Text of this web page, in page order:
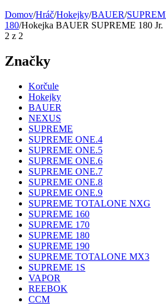
Domov/Hráč/Hokejky/BAUER/
180/Hokejka BAUER SUPREME 180 Jr.
2 z 2
Značky
Korčule
Hokejky
BAUER
NEXUS
SUPREME
SUPREME ONE.4
SUPREME ONE.5
SUPREME ONE.6
SUPREME ONE.7
SUPREME ONE.8
SUPREME ONE.9
SUPREME TOTALONE NXG
SUPREME 160
SUPREME 170
SUPREME 180
SUPREME 190
SUPREME TOTALONE MX3
SUPREME 1S
VAPOR
REEBOK
CCM